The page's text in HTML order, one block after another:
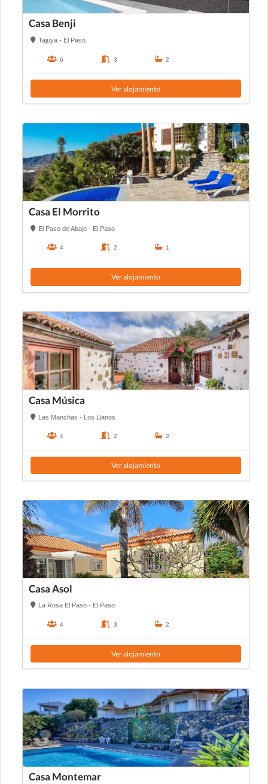
Casa Benji
Tajuya - El Paso
6 3 2
Ver alojamiento
Casa El Morrito
El Paso de Abajo - El Paso
4 2 1
Ver alojamiento
Casa Música
Las Manchas - Los Llanos
4 2 2
Ver alojamiento
Casa Asol
La Rosa El Paso - El Paso
4 3 2
Ver alojamiento
Casa Montemar